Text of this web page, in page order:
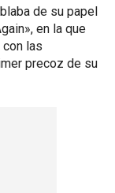
de su papel
en la que
con las
precoz de su